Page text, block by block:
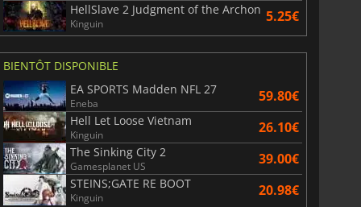
HellSlave 2 Judgment of the Archon
Kinguin 5.25€
BIENTÔT DISPONIBLE
EA SPORTS Madden NFL 27
Eneba 59.80€
Hell Let Loose Vietnam
Kinguin 26.10€
The Sinking City 2
Gamesplanet US 39.00€
STEINS;GATE RE BOOT
Kinguin 20.98€